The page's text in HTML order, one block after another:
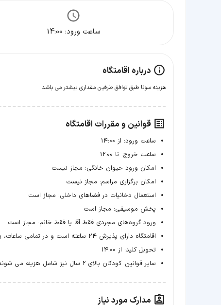
ساعت ورود: 14:00
درباره اقامتگاه
هزینه سونا طبق توافق طرفین مقداری بیشتر می باشد.
قوانین و مقررات اقامتگاه
ساعت ورود: از 14:00
ساعت خروج: تا 12:00
امکان ورود حیوان خانگی: مجاز نیست
امکان برگزاری مراسم: مجاز نیست
استعمال دخانیات در فضاهای داخلی: مجاز است
پخش موسیقی: مجاز است
ورود گروه‌های مجردی فقط آقا یا فقط خانم: مجاز است
اقامتگاه دارای پذیرش ۲۴ ساعته است و در تمامی ساعات، پذیرای مهمانان است.
تحویل کلید: از 14:00
سایر قوانین: کودکان بالای 2 سال نیز شامل هزینه می شوند.
مدارک مورد نیاز